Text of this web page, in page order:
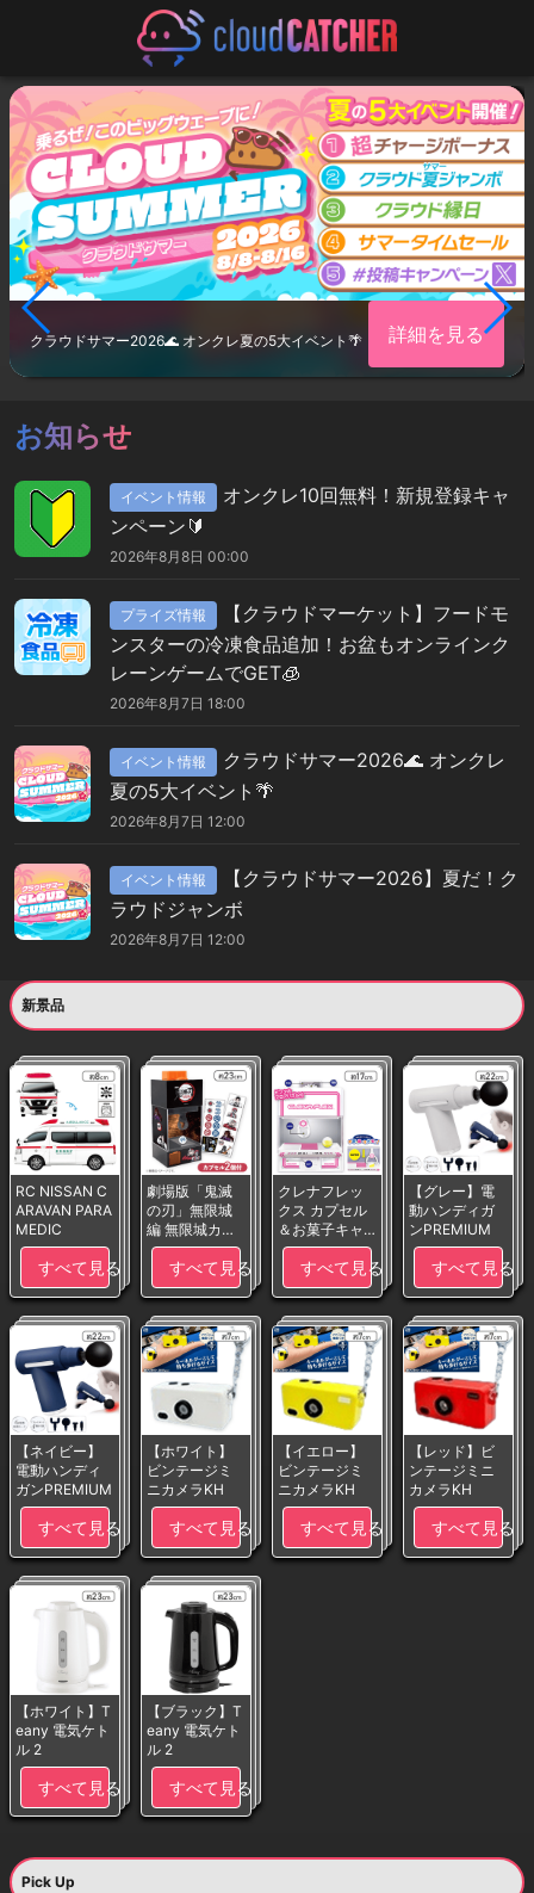
クラウドサマー2026🌊 オンクレ夏の5大イベント🌴 詳細を見る
お知らせ
イベント情報
オンクレ10回無料！新規登録キャ
ンペーン🔰
2026年8月8日 00:00
プライズ情報
【クラウドマーケット】フードモ
ンスターの冷凍食品追加！お盆もオンラインク
レーンゲームでGET🧊
2026年8月7日 18:00
イベント情報
クラウドサマー2026🌊 オンクレ
夏の5大イベント🌴
2026年8月7日 12:00
イベント情報
【クラウドサマー2026】夏だ！ク
ラウドジャンボ
2026年8月7日 12:00
新景品
RC NISSAN C
ARAVAN PARA
MEDIC
すべて見る
劇場版「鬼滅
の刃」無限城
編 無限城カプ
セル&お菓子キ
ャッチマシン
すべて見る
クレナフレッ
クス カプセル
＆お菓子キャ
ッチマシン
すべて見る
【グレー】電
動ハンディガ
ンPREMIUM
すべて見る
【ネイビー】
電動ハンディ
ガンPREMIUM
すべて見る
【ホワイト】
ビンテージミ
ニカメラKH
すべて見る
【イエロー】
ビンテージミ
ニカメラKH
すべて見る
【レッド】ビ
ンテージミニ
カメラKH
すべて見る
【ホワイト】T
eany 電気ケト
ル 2
すべて見る
【ブラック】T
eany 電気ケト
ル 2
すべて見る
Pick Up